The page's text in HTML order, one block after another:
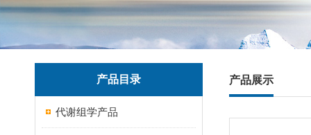
产品目录
代谢组学产品
产品展示